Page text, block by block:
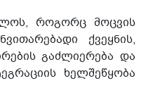
როგორც მოცვის
ქვეყნის,
გაძლიერება და
ხელშეწყობა